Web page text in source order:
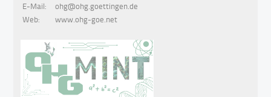
E-Mail:
ohg@ohg.goettingen.de
Web:
www.ohg-goe.net